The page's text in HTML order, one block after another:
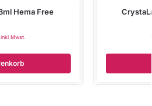
Hema Free
inkl Mwst.